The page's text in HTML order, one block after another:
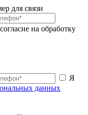
для связи
на обработку
Я
данных